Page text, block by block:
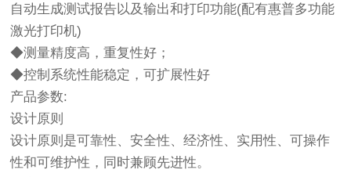
自动生成测试报告以及输出和打印功能(配有惠普多功能
激光打印机)
◆测量精度高，重复性好；
◆控制系统性能稳定，可扩展性好
产品参数:
设计原则
设计原则是可靠性、安全性、经济性、实用性、可操作
性和可维护性，同时兼顾先进性。